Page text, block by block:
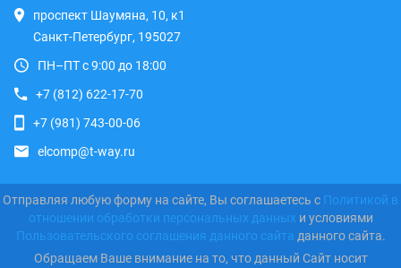
проспект Шаумяна, 10, к1
Санкт-Петербург, 195027
ПН–ПТ с 9:00 до 18:00
+7 (812) 622-17-70
+7 (981) 743-00-06
elcomp@t-way.ru
Отправляя любую форму на сайте, Вы соглашаетесь с Политикой в
отношении обработки персональных данных и условиями
Пользовательского соглашения данного сайта данного сайта.
Обращаем Ваше внимание на то, что данный Сайт носит